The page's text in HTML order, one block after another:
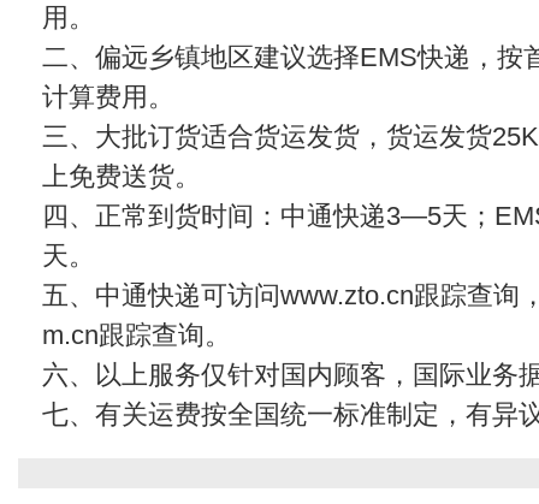
用。
二、偏远乡镇地区建议选择EMS快递，按
计算费用。
三、大批订货适合货运发货，货运发货
上免费送货。
四、正常到货时间：中通快递3—5天；
天。
五、中通快递可访问www.zto.cn跟踪查询
m.cn跟踪查询。
六、以上服务仅针对国内顾客，国际业务
七、有关运费按全国统一标准制定，有异